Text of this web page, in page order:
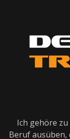
Ich gehöre
Beruf ausüben,